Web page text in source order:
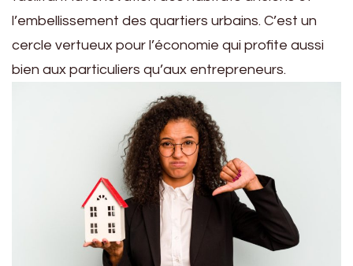
l’embellissement des quartiers urbains. C’est un
cercle vertueux pour l’économie qui profite aussi
bien aux particuliers qu’aux entrepreneurs.